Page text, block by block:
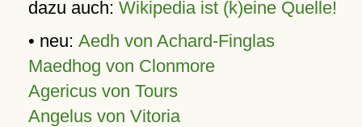
dazu auch: Wikipedia ist (k)eine Quelle!
• neu: Aedh von Achard-Finglas
Maedhog von Clonmore
Agericus von Tours
Angelus von Vitoria